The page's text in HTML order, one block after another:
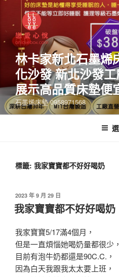
林卡家新北石墨烯
化沙發 新北沙發
展示高品質床墊便
石墨烯床墊 0958971568
標籤: 我家寶寶都不好好喝奶
2023 年 9 月 29 日
我家寶寶都不好好喝奶
我家寶寶5/17滿4個月，
但是一直煩惱她喝奶量都很少，
目前有泡牛奶都還是90C.C.，
因為白天我跟我太太要上班，